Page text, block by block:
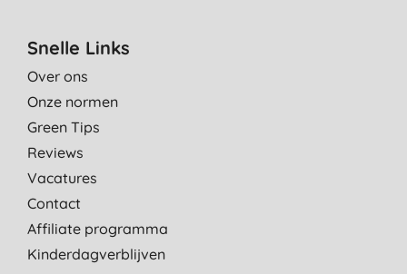
Snelle Links
Over ons
Onze normen
Green Tips
Reviews
Vacatures
Contact
Affiliate programma
Kinderdagverblijven